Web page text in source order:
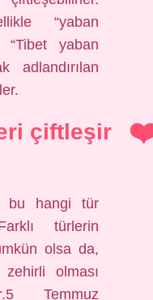
“yaban
“Tibet yaban
adlandırılan
çiftleşir
bu hangi tür
türlerin
olsa da,
olması
Temmuz